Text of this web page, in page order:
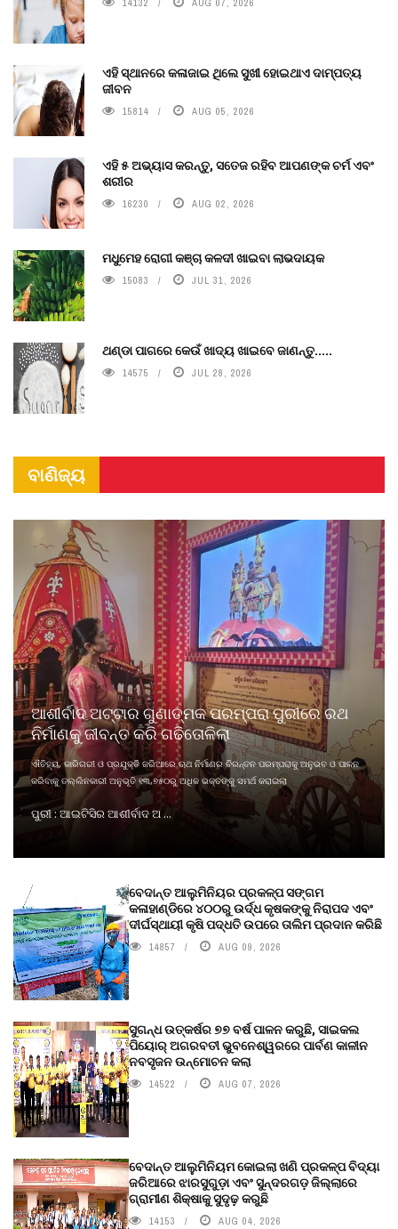
ଏହି ସ୍ଥାନରେ କଳାଜାଇ ଥିଲେ ସୁଖୀ ହୋଇଥାଏ ଦାମ୍ପତ୍ୟ
ଜୀବନ
15814 AUG 05, 2026
ଏହି ୫ ଅଭ୍ୟାସ କରନ୍ତୁ, ସତେଜ ରହିବ ଆପଣଙ୍କ ଚର୍ମ ଏବଂ
ଶରୀର
16230 AUG 02, 2026
ମଧୁମେହ ରୋଗୀ କଞ୍ଚା କଳଦୀ ଖାଇବା ଲାଭଦାୟକ
15083 JUL 31, 2026
ଥଣ୍ଡା ପାଗରେ କେଉଁ ଖାଦ୍ୟ ଖାଇବେ ଜାଣନ୍ତୁ.....
14575 JUL 28, 2026
ବାଣିଜ୍ୟ
ଆଶୀର୍ବାଦ ଅଟ୍ଟାର ଗୁଣାତ୍ମକ ପରମ୍ପରା ପୁରୀରେ ରଥ
ନିର୍ମାଣକୁ ଜୀବନ୍ତ କରି ଗଢିତୋଳିଲା
ଐତିହ୍ୟ, କାରିଗରୀ ଓ ପ୍ରଯୁକ୍ତି ଜରିଆରେ ଋଥ ନିର୍ମାଣର ଚିରନ୍ତନ ପରମ୍ପରାକୁ ଅନୁଭବ ଓ ପାଳନ
କରିବାକୁ ତଲ୍ଲିନକାରୀ ଅନୁଭୂତି ୧୩,୭୫୦ରୁ ଅଧିକ ଭକ୍ତଙ୍କୁ ସମର୍ଥ କରାଇଲା
ପୁରୀ : ଆଇଟିସିର ଆଶୀର୍ବାଦ ଅ ...
ବେଦାନ୍ତ ଆଲୁମିନିୟର ପ୍ରକଳ୍ପ ସଙ୍ଗମ
କଳାହାଣ୍ଡିରେ ୪୦୦ରୁ ଉର୍ଦ୍ଧ କୃଷକଙ୍କୁ ନିରାପଦ ଏବଂ
ଦୀର୍ଘସ୍ଥାୟୀ କୃଷି ପଦ୍ଧତି ଉପରେ ତାଲିମ ପ୍ରଦାନ କରିଛି
14857 AUG 09, 2026
ସୁଗନ୍ଧ ଉତ୍କର୍ଷର ୭୭ ବର୍ଷ ପାଳନ କରୁଛି, ସାଇକଲ
ପିୟୋର୍‌ ଅଗରବତୀ ଭୁବନେଶ୍ୱରରେ ପାର୍ବଣ କାଳୀନ
ନବସୃଜନ ଉନ୍ମୋଚନ କଲା
14522 AUG 07, 2026
ବେଦାନ୍ତ ଆଲୁମିନିୟମ କୋଇଲା ଖଣି ପ୍ରକଳ୍ପ ବିଦ୍ୟା
ଜରିଆରେ ଝାରସୁଗୁଡ଼ା ଏବଂ ସୁନ୍ଦରଗଡ଼ ଜିଲ୍ଲାରେ
ଗ୍ରାମୀଣ ଶିକ୍ଷାକୁ ସୁଦୃଢ଼ କରୁଛି
14153 AUG 04, 2026